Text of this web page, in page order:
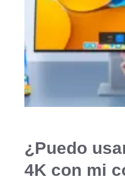
¿Puedo
4K con mi